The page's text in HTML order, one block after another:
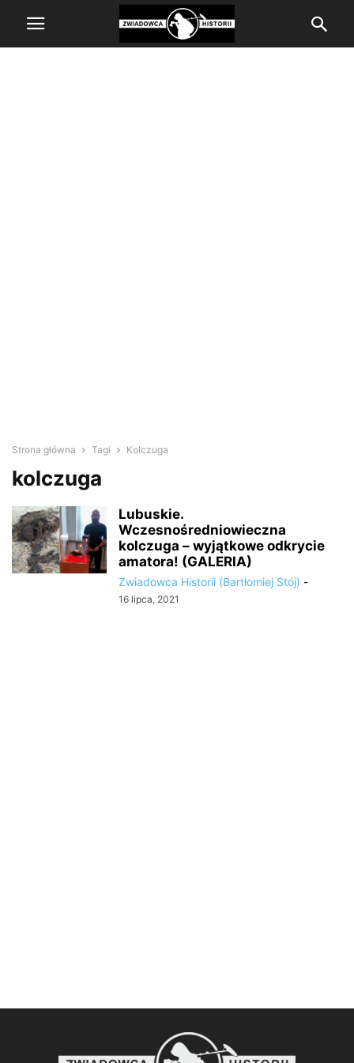
Strona główna Tagi Kolczuga
kolczuga
Lubuskie.
Wczesnośredniowieczna
kolczuga – wyjątkowe odkrycie
amatora! (GALERIA)
Zwiadowca Historii (Bartłomiej Stój) -
16 lipca, 2021